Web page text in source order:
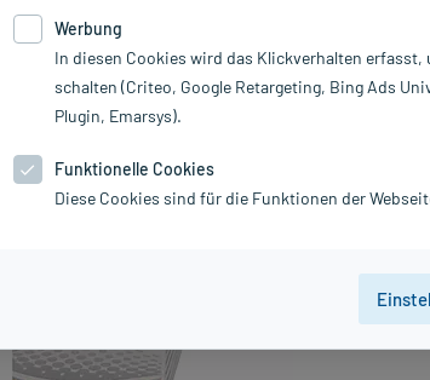
Werbung
In diesen Cookies wird das Klickverhalten
schalten (Criteo, Google Retargeting, Bing Ads
Plugin, Emarsys).
Funktionelle Cookies
Diese Cookies sind für die Funktionen der